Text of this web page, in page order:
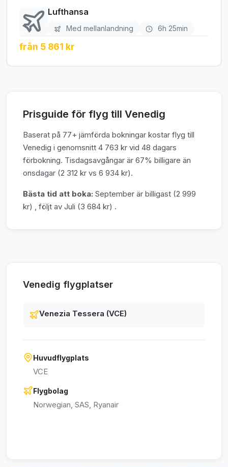
Lufthansa
Med mellanlandning 6h 25min
från 5 861 kr
Prisguide för flyg till Venedig
Baserat på 77+ jämförda bokningar kostar flyg till
Venedig i genomsnitt 4 763 kr vid 48 dagars
förbokning. Tisdagsavgångar är 67% billigare än
onsdagar (2 312 kr vs 6 934 kr).
Bästa tid att boka: September är billigast (2 999
kr) , följt av Juli (3 684 kr) .
Venedig flygplatser
Venezia Tessera (VCE)
Huvudflygplats
VCE
Flygbolag
Norwegian, SAS, Ryanair